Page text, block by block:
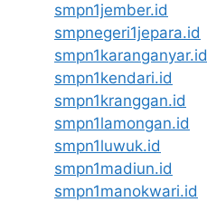
smpn1jember.id
smpnegeri1jepara.id
smpn1karanganyar.id
smpn1kendari.id
smpn1kranggan.id
smpn1lamongan.id
smpn1luwuk.id
smpn1madiun.id
smpn1manokwari.id